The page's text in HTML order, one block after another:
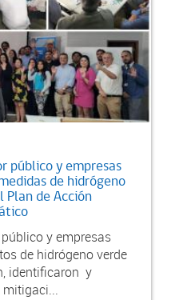
público y empresas
de hidrógeno
de Acción
y empresas
de hidrógeno verde
identificaron y